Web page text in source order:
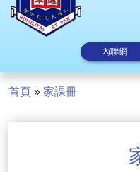
內聯網
首頁 » 家課冊